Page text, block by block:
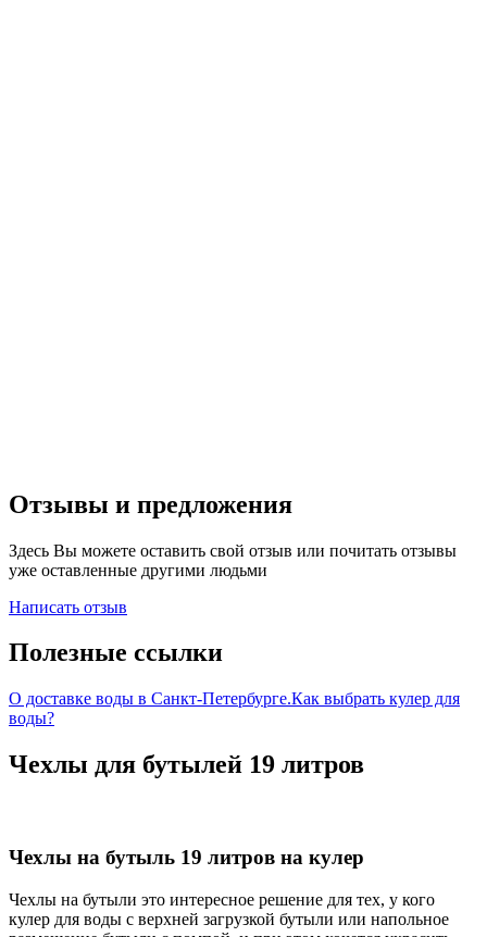
Отзывы и предложения
Здесь Вы можете оставить свой отзыв или почитать отзывы
уже оставленные другими людьми
Написать отзыв
Полезные ссылки
О доставке воды в Санкт-Петербурге.Как выбрать кулер для
воды?
Чехлы для бутылей 19 литров
Чехлы на бутыль 19 литров на кулер
Чехлы на бутыли это интересное решение для тех, у кого
кулер для воды с верхней загрузкой бутыли или напольное